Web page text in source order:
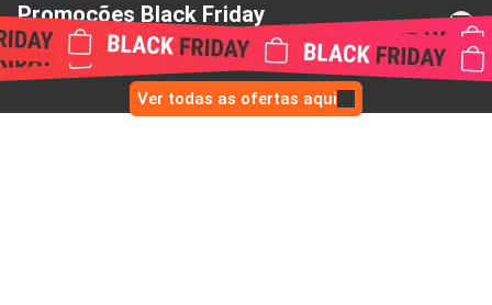
Promoções Black Friday
de Agriloja
Ver todas as ofertas aqui